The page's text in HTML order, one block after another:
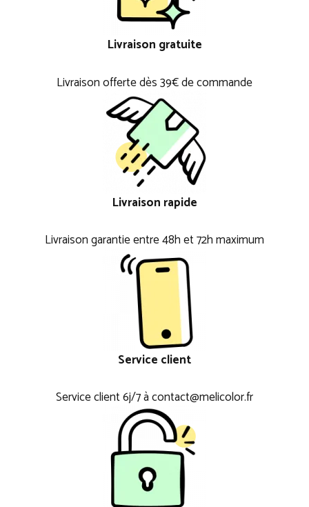
Livraison gratuite
Livraison offerte dès 39€ de commande
Livraison rapide
Livraison garantie entre 48h et 72h maximum
Service client
Service client 6j/7 à contact@melicolor.fr